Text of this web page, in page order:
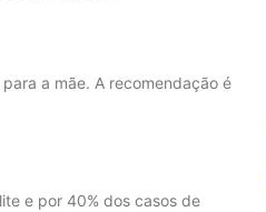
a mãe. A recomendação é
e por 40% dos casos de